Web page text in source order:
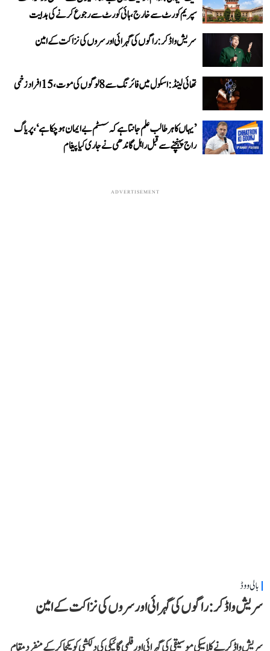
سپریم کورٹ سے خارج، ہائی کورٹ سے رجوع کرنے کی ہدایت
سریش واڈکر: راگوں کی گہرائی اور سروں کی نزاکت کے امین
تھائی لینڈ: اسکول میں فائرنگ سے 8 لوگوں کی موت، 15 افراد زخمی
’یہاں کا ہر طالب علم جانتا ہے کہ سسٹم بے ایمان ہو چکا ہے‘، پریاگ
راج پہنچنے سے قبل راہل گاندھی نے جاری کیا پیغام
ADVERTISEMENT
بالی ووڈ
سریش واڈکر: راگوں کی گہرائی اور سروں کی نزاکت کے امین